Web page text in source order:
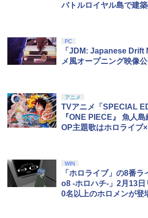
バトルロイヤル島で建
PC
「JDM: Japanese Drift
メ風オープニング映像
アニメ
TVアニメ「SPECIAL
『ONE PIECE』 魚人
OP主題歌はホロライブ
さん＆大槻マキさんに
WIN
「ホロライブ」の8番ラ
o8 -ホロハチ-」2月13日
0名以上のホロメンが登